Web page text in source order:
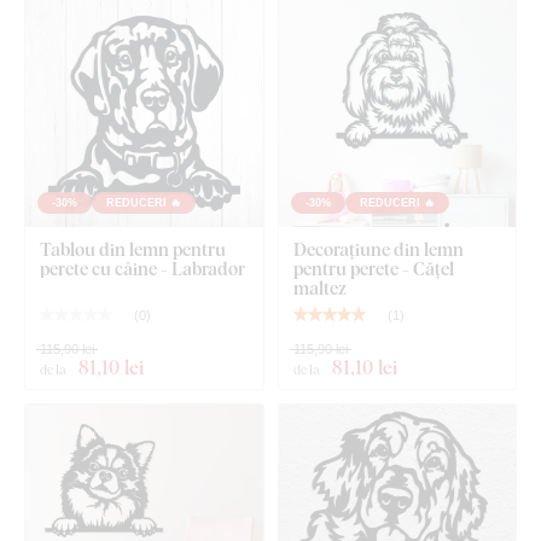
Tablou din lemn pentru perete - Bulldog francez
-30% REDUCERI 🔥
Tablou din lemn pentru
perete cu câine - Labrador
( 0 )
de la 81,10 lei
115,90 lei
-30% REDUCERI 🔥
Decorațiune din lemn
pentru perete - Cățel
maltez
( )
de la 81,10 lei
115,90 lei